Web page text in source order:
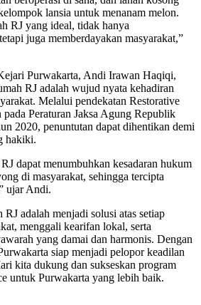
lansia untuk menanam melon.
RJ yang ideal, tidak hanya
juga memberdayakan masyarakat,”
Purwakarta, Andi Irawan Haqiqi,
RJ adalah wujud nyata kehadiran
Melalui pendekatan Restorative
pada Peraturan Jaksa Agung Republik
2020, penuntutan dapat dihentikan demi
hakiki.
dapat menumbuhkan kesadaran hukum
di masyarakat, sehingga tercipta
ujar Andi.
adalah menjadi solusi atas setiap
menggali kearifan lokal, serta
yang damai dan harmonis. Dengan
siap menjadi pelopor keadilan
kita dukung dan sukseskan program
untuk Purwakarta yang lebih baik.